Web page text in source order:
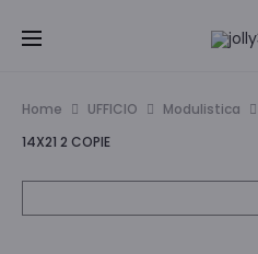
Home UFFICIO Modulistica
14X21 2 COPIE